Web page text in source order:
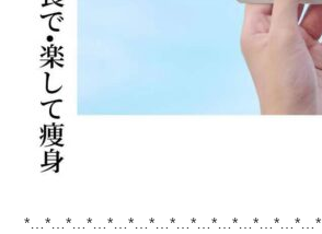
*…*…*…*…*…*…*…*…*…*…*…*…*…*…*